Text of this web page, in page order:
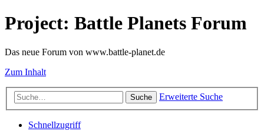
Project: Battle Planets Forum
Das neue Forum von www.battle-planet.de
Zum Inhalt
Suche Erweiterte Suche
Schnellzugriff